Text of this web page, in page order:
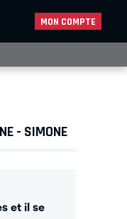
MON COMPTE
- SIMONE
et il se